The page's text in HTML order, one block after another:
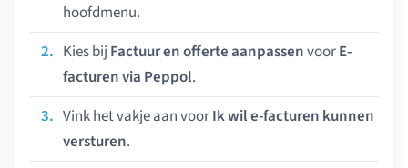
hoofdmenu.
Kies bij Factuur en offerte aanpassenvoorE-
facturen via Peppol.
Vink het vakje aan voorIk wil e-facturen kunnen
versturen.